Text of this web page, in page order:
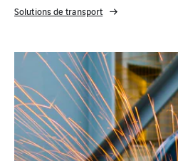
Solutions de transport